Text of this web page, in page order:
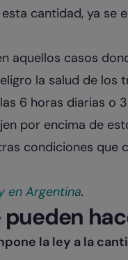
cantidad, ya se
aquellos casos
la salud de los
6 horas diarias o
por encima de
condiciones que
en Argentina.
la ley a la